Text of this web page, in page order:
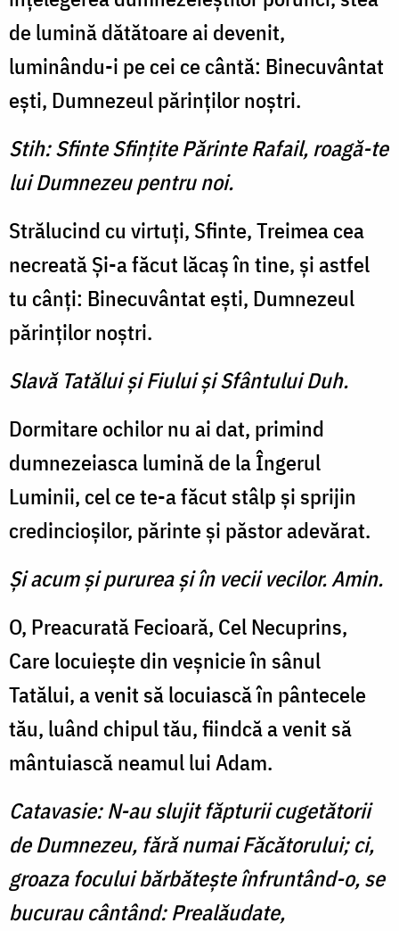
de lumină dătătoare ai devenit,
luminându-i pe cei ce cântă: Binecuvântat
ești, Dumnezeul părinților noștri.
Stih: Sfinte Sfințite Părinte Rafail, roagă-te
lui Dumnezeu pentru noi.
Strălucind cu virtuți, Sfinte, Treimea cea
necreată Și-a făcut lăcaș în tine, și astfel
tu cânți: Binecuvântat ești, Dumnezeul
părinților noștri.
Slavă Tatălui şi Fiului şi Sfântului Duh.
Dormitare ochilor nu ai dat, primind
dumnezeiasca lumină de la Îngerul
Luminii, cel ce te-a făcut stâlp și sprijin
credincioșilor, părinte și păstor adevărat.
Şi acum şi pururea şi în vecii vecilor. Amin.
O, Preacurată Fecioară, Cel Necuprins,
Care locuiește din veșnicie în sânul
Tatălui, a venit să locuiască în pântecele
tău, luând chipul tău, fiindcă a venit să
mântuiască neamul lui Adam.
Catavasie: N-au slujit făpturii cugetătorii
de Dumnezeu, fără numai Făcătorului; ci,
groaza focului bărbătește înfruntând-o, se
bucurau cântând: Prealăudate,